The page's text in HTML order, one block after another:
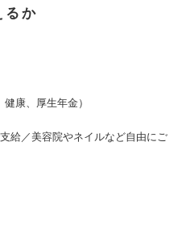
るか
康、厚生年金）
給／美容院やネイルなど自由にご